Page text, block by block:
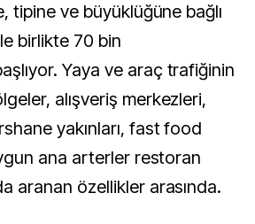
tipine ve büyüklüğüne bağlı
birlikte 70 bin
Yaya ve araç trafiğinin
alışveriş merkezleri,
yakınları, fast food
ana arterler restoran
aranan özellikler arasında.